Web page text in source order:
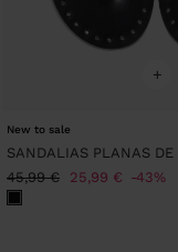
+
New to sale
45,99 € 25,99 € 43%